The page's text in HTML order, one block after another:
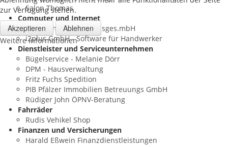
Salon Thomas
Computer und Internet
A&T Computer Handelsges.mbH
i2plus GmbH - Software für Handwerker
Dienstleister und Serviceunternehmen
Bügelservice - Melanie Dörr
DPM - Hausverwaltung
Fritz Fuchs Spedition
PIB Pfälzer Immobilien Betreuungs GmbH
Rüdiger John ÖPNV-Beratung
Fahrräder
Rudis Vehikel Shop
Finanzen und Versicherungen
Harald Eßwein Finanzdienstleistungen
zur Verfügung stehen.
Akzeptieren Ablehnen
Weitere Informationen